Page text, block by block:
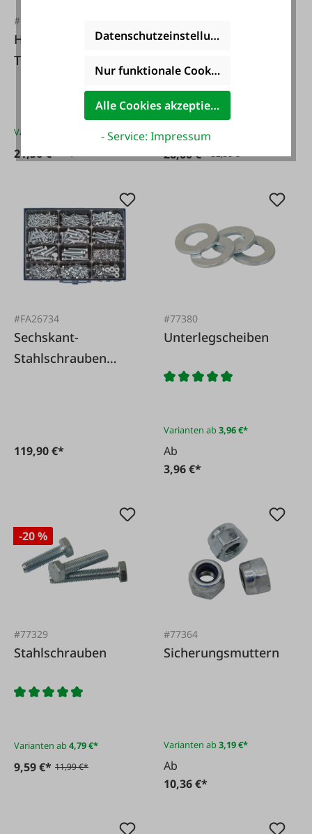
#109052
Holzbauschraube
Torx
Varianten ab
21,56 €*
Stahlankerbolzen
Varianten ab
26,00 €* 32,50 €*
#FA26734
Sechskant-
Stahlschrauben
119,90 €*
#77380
Unterlegscheiben
Varianten ab3,96 €*
Ab
3,96 €*
-20 %
#77329
Stahlschrauben
Varianten ab4,79 €*
9,59 €* 11,99 €*
#77364
Sicherungsmuttern
Varianten ab3,19 €*
Ab
10,36 €*
Datenschutzeinstellungen
Nur funktionale Cookies akzeptieren
Alle Cookies akzeptieren
- Service: Impressum